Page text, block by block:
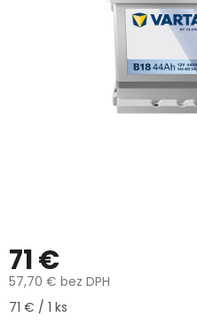
71 €
57,70 € bez DPH
Jednotková
71 € / 1 ks